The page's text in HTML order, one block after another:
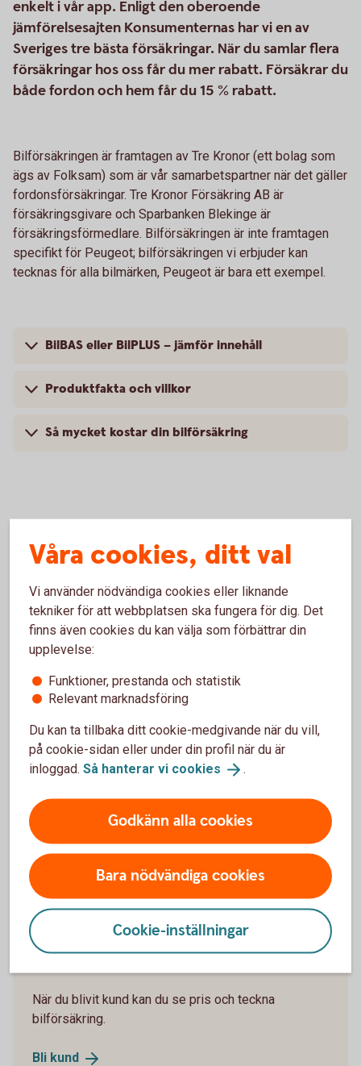
enkelt i vår app. Enligt den oberoende
jämförelsesajten Konsumenternas har vi en av
Sveriges tre bästa försäkringar. När du samlar flera
försäkringar hos oss får du mer rabatt. Försäkrar du
både fordon och hem får du 15 % rabatt.
Bilförsäkringen är framtagen av Tre Kronor (ett bolag som
ägs av Folksam) som är vår samarbetspartner när det gäller
fordonsförsäkringar. Tre Kronor Försäkring AB är
försäkringsgivare och Sparbanken Blekinge är
försäkringsförmedlare. Bilförsäkringen är inte framtagen
specifikt för Peugeot; bilförsäkringen vi erbjuder kan
tecknas för alla bilmärken, Peugeot är bara ett exempel.
BilBAS eller BilPLUS – jämför innehåll
Produktfakta och villkor
Så mycket kostar din bilförsäkring
Peugeot
Trafik, hel och halv – vad är det för skillnad på
försäkringarna?
gälla?
Om man övningskör och olyckan är framme,
täcker bilförsäkringen då?
Täcker försäkringen viltolyckor?
Vilka bilar har en vagnskadegaranti?
Välkommen att bli kund
När du blivit kund kan du se pris och teckna
bilförsäkring.
Bli kund
Våra cookies, ditt val
Vi använder nödvändiga cookies eller liknande
tekniker för att webbplatsen ska fungera för dig. Det
finns även cookies du kan välja som förbättrar din
upplevelse:
Funktioner, prestanda och statistik
Relevant marknadsföring
Du kan ta tillbaka ditt cookie-medgivande när du vill,
på cookie-sidan eller under din profil när du är
inloggad. Så hanterar vi cookies .
Godkänn alla cookies
Bara nödvändiga cookies
Cookie-inställningar